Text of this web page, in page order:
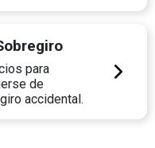
para
de
accidental.